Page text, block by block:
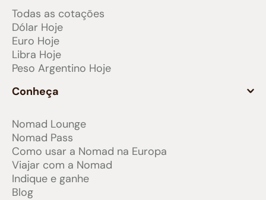
Todas as cotações
Dólar Hoje
Euro Hoje
Libra Hoje
Peso Argentino Hoje
Conheça
Nomad Lounge
Nomad Pass
Como usar a Nomad na Europa
Viajar com a Nomad
Indique e ganhe
Blog